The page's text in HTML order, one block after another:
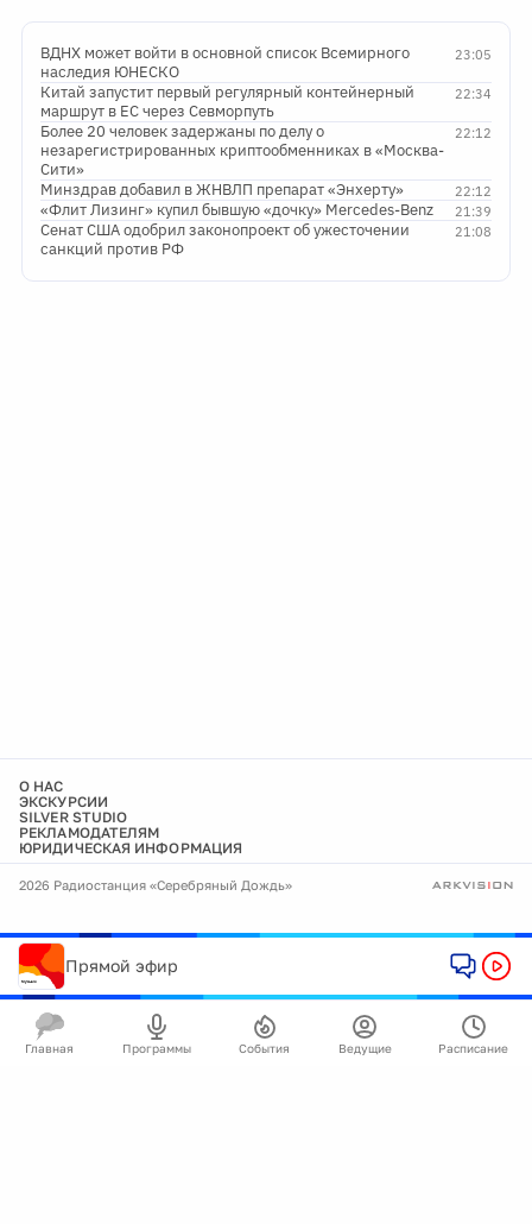
23:05
ВДНХ может войти в основной список Всемирного
наследия ЮНЕСКО
22:34
Китай запустит первый регулярный контейнерный
маршрут в ЕС через Севморпуть
22:12
Более 20 человек задержаны по делу о
незарегистрированных криптообменниках в «Москва-
Сити»
22:12
Минздрав добавил в ЖНВЛП препарат «Энхерту»
21:39
«Флит Лизинг» купил бывшую «дочку» Mercedes-Benz
21:08
Сенат США одобрил законопроект об ужесточении
санкций против РФ
О НАС
ЭКСКУРСИИ
SILVER STUDIO
РЕКЛАМОДАТЕЛЯМ
ЮРИДИЧЕСКАЯ ИНФОРМАЦИЯ
2026 Радиостанция «Серебряный Дождь»
Прямой эфир
Главная Программы События Ведущие Расписание